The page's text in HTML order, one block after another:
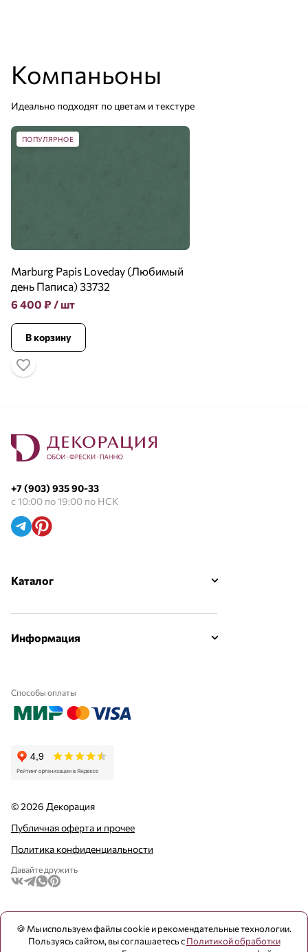
Компаньоны
Идеально подходят по цветам и текстуре
ПОПУЛЯРНОЕ
Marburg Papis Loveday (Любимый
день Паписа) 33732
6 400 ₽ / шт
В корзину
+7 (903) 935 90-33
с 10:00 по 19:00 по НСК
Каталог
Информация
Способы оплаты
© 2026 Декорация
Публичная оферта и прочее
Политика конфиденциальности
Давайте дружить
🍪 Мы используем файлы cookie и рекомендательные технологии.
Пользуясь сайтом, вы соглашаетесь сПолитикой обработки